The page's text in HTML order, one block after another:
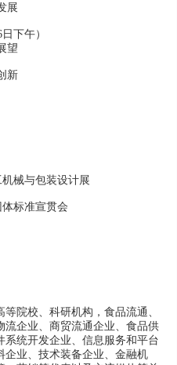
展
下午）
望
新
械与包装设计展
标准宣贯会
院校、科研机构，食品流通、
流企业、商贸流通企业、食品供
系统开发企业、信息服务和平台
企业、技术装备企业、金融机